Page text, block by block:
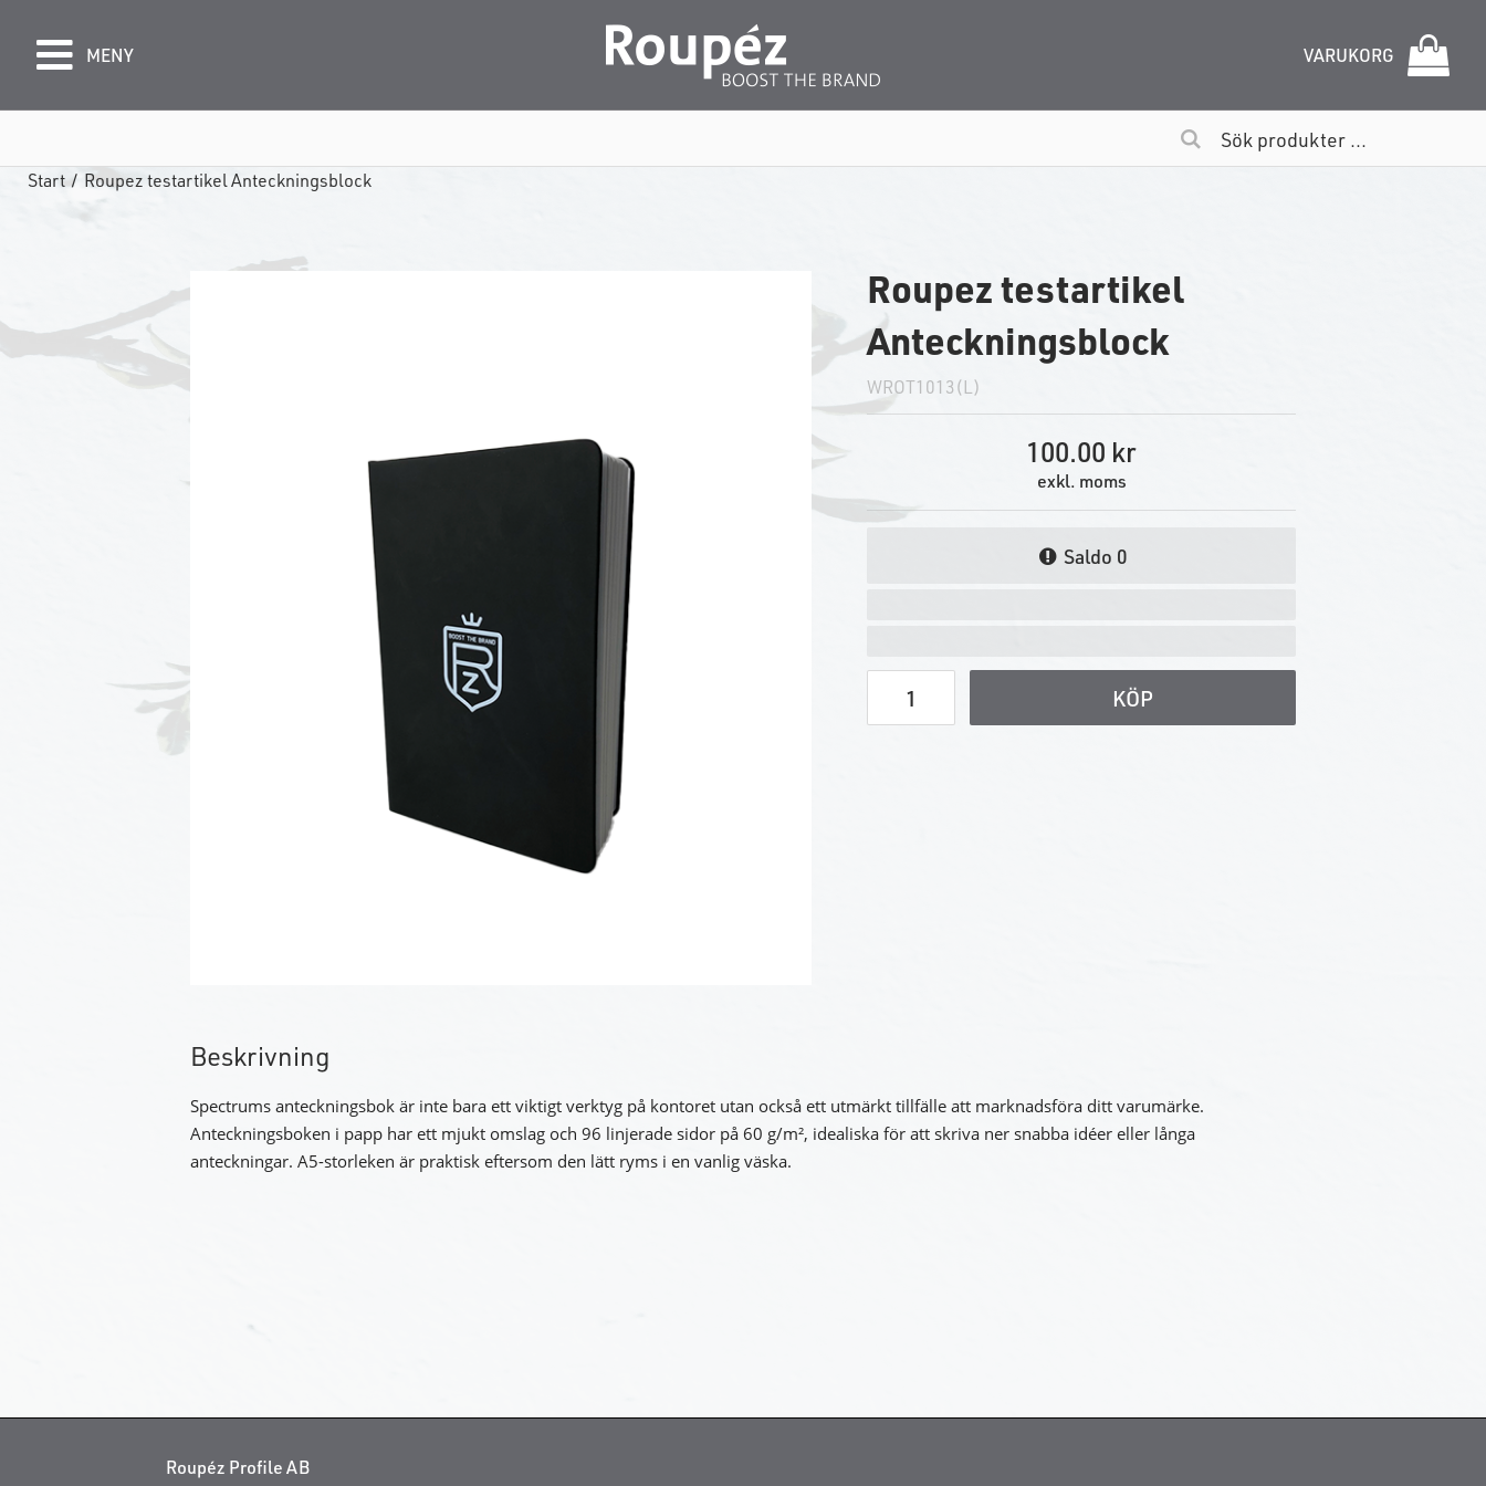
MENY VARUKORG
Start / Roupez testartikel Anteckningsblock
Roupez testartikel
Anteckningsblock
WROT1013(L)
exkl. moms
100.00
Saldo 0
KÖP
Beskrivning
Spectrums anteckningsbok är inte bara ett viktigt verktyg på kontoret utan också ett utmärkt tillfälle att marknadsföra ditt varumärke.
Anteckningsboken i papp har ett mjukt omslag och 96 linjerade sidor på 60 g/m², idealiska för att skriva ner snabba idéer eller långa
anteckningar. A5-storleken är praktisk eftersom den lätt ryms i en vanlig väska.
Roupéz Profile AB